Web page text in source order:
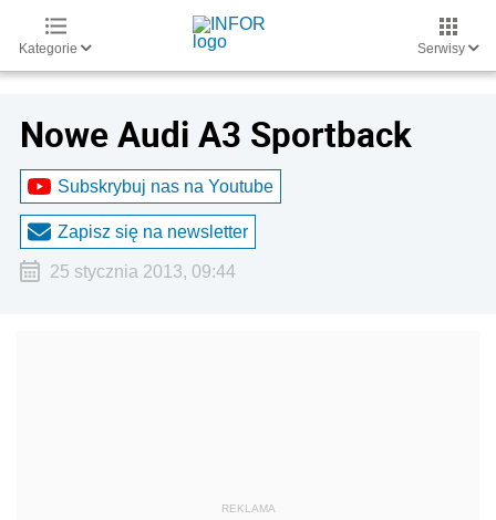
Kategorie Serwisy
Nowe Audi A3 Sportback
Subskrybuj nas na Youtube
Zapisz się na newsletter
25 stycznia 2013, 09:44